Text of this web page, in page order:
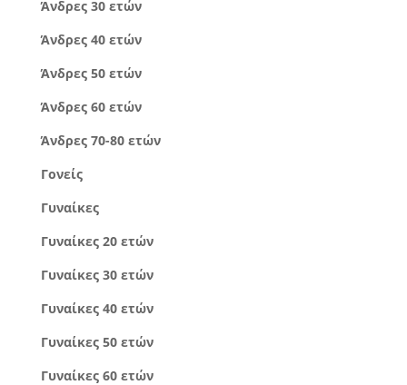
Άνδρες 30 ετών
Άνδρες 40 ετών
Άνδρες 50 ετών
Άνδρες 60 ετών
Άνδρες 70-80 ετών
Γονείς
Γυναίκες
Γυναίκες 20 ετών
Γυναίκες 30 ετών
Γυναίκες 40 ετών
Γυναίκες 50 ετών
Γυναίκες 60 ετών